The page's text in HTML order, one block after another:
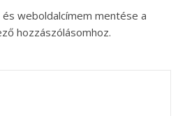
weboldalcímem mentése a
hozzászólásomhoz.